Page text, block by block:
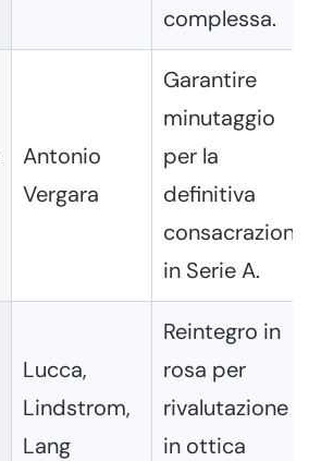
complessa.
Antonio
Vergara
Garantire
minutaggio
per la
definitiva
consacrazione
in Serie A.
Lucca,
Lindstrom,
Lang
Reintegro in
rosa per
rivalutazione
in ottica